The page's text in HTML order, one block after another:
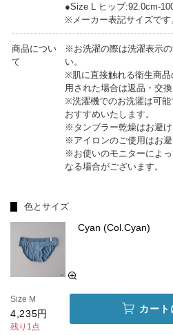
●Size L ヒップ:92.0cm-
※メーカー表記サイズです
商品につい
て
※お洗濯の際は洗濯表示
い。
※肌に直接触れる衛生商
用された場合は返品・交
※洗濯機でのお洗濯は可
おすすめいたします。
※タンブラー乾燥はお避け
※アイロンのご使用はお避
※お使いのモニターによ
なる場合がございます。
色とサイズ
Cyan (Col.Cyan)
Size M
4,235円
残り1点
カート